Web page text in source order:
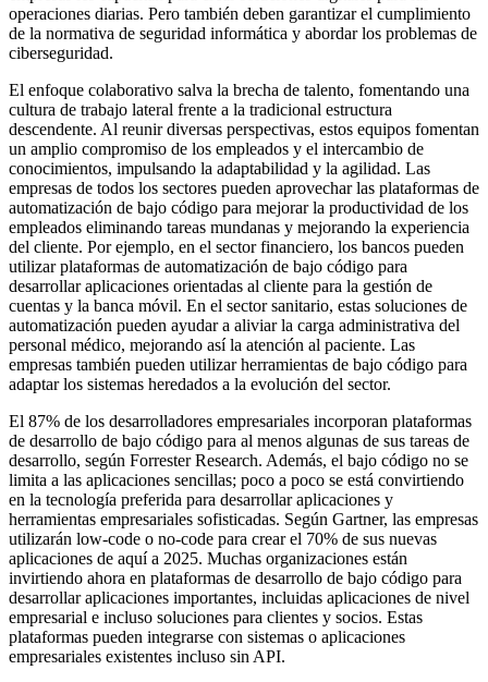
operaciones diarias. Pero también deben garantizar el cumplimiento
de la normativa de seguridad informática y abordar los problemas de
ciberseguridad.
El enfoque colaborativo salva la brecha de talento, fomentando una
cultura de trabajo lateral frente a la tradicional estructura
descendente. Al reunir diversas perspectivas, estos equipos fomentan
un amplio compromiso de los empleados y el intercambio de
conocimientos, impulsando la adaptabilidad y la agilidad. Las
empresas de todos los sectores pueden aprovechar las plataformas de
automatización de bajo código para mejorar la productividad de los
empleados eliminando tareas mundanas y mejorando la experiencia
del cliente. Por ejemplo, en el sector financiero, los bancos pueden
utilizar plataformas de automatización de bajo código para
desarrollar aplicaciones orientadas al cliente para la gestión de
cuentas y la banca móvil. En el sector sanitario, estas soluciones de
automatización pueden ayudar a aliviar la carga administrativa del
personal médico, mejorando así la atención al paciente. Las
empresas también pueden utilizar herramientas de bajo código para
adaptar los sistemas heredados a la evolución del sector.
El 87% de los desarrolladores empresariales incorporan plataformas
de desarrollo de bajo código para al menos algunas de sus tareas de
desarrollo, según Forrester Research. Además, el bajo código no se
limita a las aplicaciones sencillas; poco a poco se está convirtiendo
en la tecnología preferida para desarrollar aplicaciones y
herramientas empresariales sofisticadas. Según Gartner, las empresas
utilizarán low-code o no-code para crear el 70% de sus nuevas
aplicaciones de aquí a 2025. Muchas organizaciones están
invirtiendo ahora en plataformas de desarrollo de bajo código para
desarrollar aplicaciones importantes, incluidas aplicaciones de nivel
empresarial e incluso soluciones para clientes y socios. Estas
plataformas pueden integrarse con sistemas o aplicaciones
empresariales existentes incluso sin API.